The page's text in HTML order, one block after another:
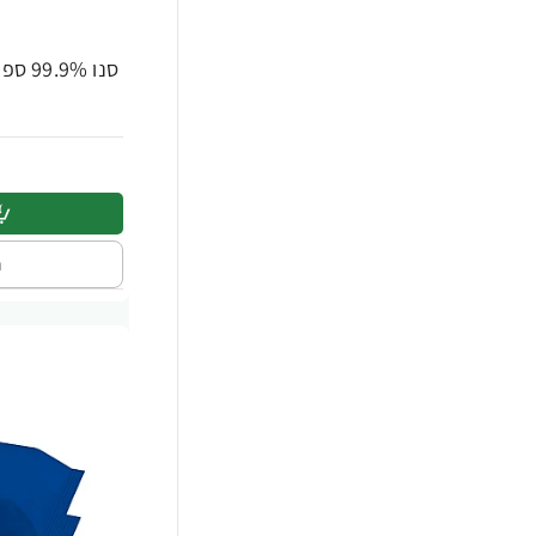
סנו 99.9% ספריי לחיטוי משטחים - 750 מ"ל